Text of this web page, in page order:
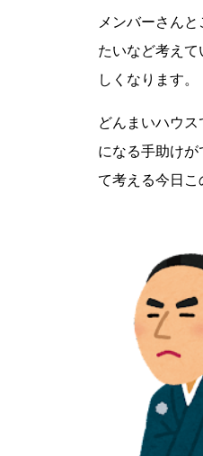
メンバーさん
たいなど考え
しくなります。
どんまいハウ
になる手助け
て考える今日こ